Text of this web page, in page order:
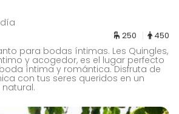
250 450
para bodas íntimas. Les Quingles,
y acogedor, es el lugar perfecto
íntima y romántica. Disfruta de
con tus seres queridos en un